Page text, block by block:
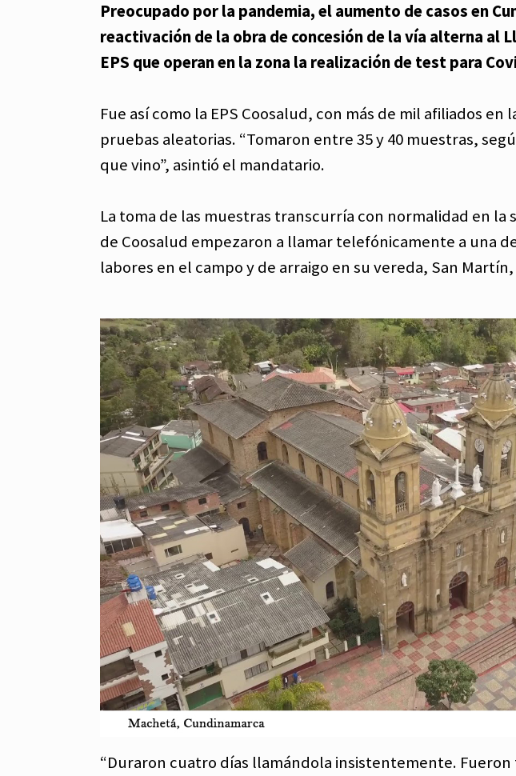
Preocupado por la pandemia, el aumento de casos en
reactivación de la obra de concesión de la vía alterna al
EPS que operan en la zona la realización de test para
Fue así como la EPS Coosalud, con más de mil afiliados
pruebas aleatorias. “Tomaron entre 35 y 40 muestras,
que vino”, asintió el mandatario.
La toma de las muestras transcurría con normalidad en la
de Coosalud empezaron a llamar telefónicamente a una
labores en el campo y de arraigo en su vereda, San
“Duraron cuatro días llamándola insistentemente.